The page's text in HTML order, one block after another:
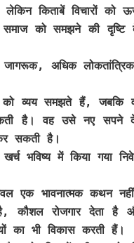
किताबें विचारों को
को समझने की दृष्टि
अधिक
को व्यय समझते हैं, जबकि
है। वह उसे नए सपने
सकती है।
भविष्य में किया गया
एक भावनात्मक कथन
कौशल रोजगार देता है
का भी विकास करती हैं।